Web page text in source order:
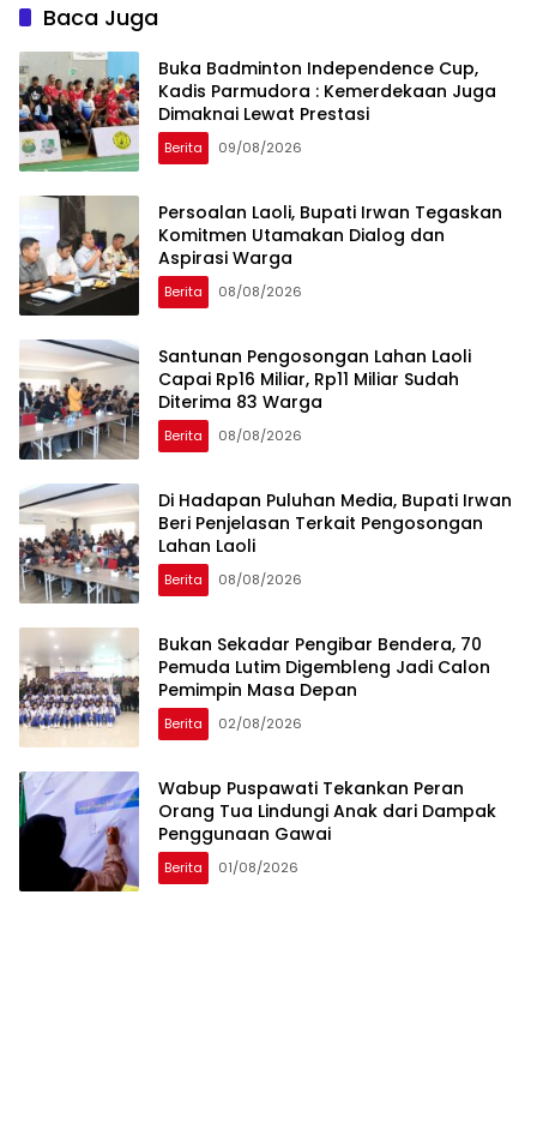
Baca Juga
Buka Badminton Independence Cup,
Kadis Parmudora : Kemerdekaan Juga
Dimaknai Lewat Prestasi
Berita 09/08/2026
Persoalan Laoli, Bupati Irwan Tegaskan
Komitmen Utamakan Dialog dan
Aspirasi Warga
Berita 08/08/2026
Santunan Pengosongan Lahan Laoli
Capai Rp16 Miliar, Rp11 Miliar Sudah
Diterima 83 Warga
Berita 08/08/2026
Di Hadapan Puluhan Media, Bupati Irwan
Beri Penjelasan Terkait Pengosongan
Lahan Laoli
Berita 08/08/2026
‎Bukan Sekadar Pengibar Bendera, 70
Pemuda Lutim Digembleng Jadi Calon
Pemimpin Masa Depan
Berita 02/08/2026
Wabup Puspawati Tekankan Peran
Orang Tua Lindungi Anak dari Dampak
Penggunaan Gawai
Berita 01/08/2026